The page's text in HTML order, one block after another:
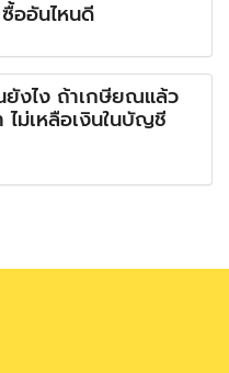
ออันไหนดี
ยังไง ถ้าเกษียณแล้ว
ไม่เหลือเงินในบัญชี